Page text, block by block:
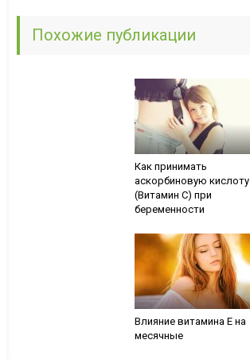
Похожие публикации
Как принимать
аскорбиновую кислоту
(Витамин С) при
беременности
Влияние витамина Е на
месячные